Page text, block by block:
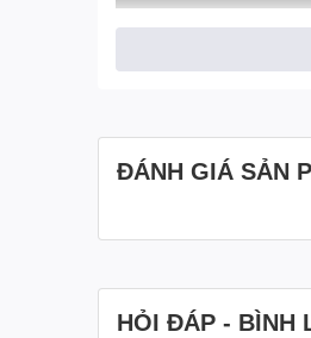
II. Hình ảnh Máy trộn
ĐÁNH GIÁ SẢN
HỎI ĐÁP - BÌNH